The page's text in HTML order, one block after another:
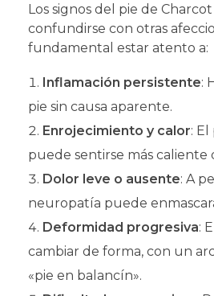
Los signos del pie de
confundirse con otras
fundamental estar atento a:
Inflamación persistente:
pie sin causa aparente.
Enrojecimiento y calor:
puede sentirse más caliente
Dolor leve o ausente: A
neuropatía puede
Deformidad progresiva:
cambiar de forma, con un
«pie en balancín».